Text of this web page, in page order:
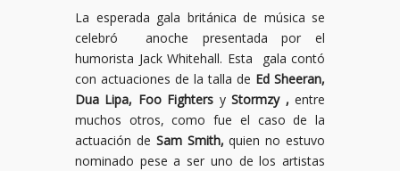
La esperada gala británica de música se
celebró anoche presentada por el
humorista Jack Whitehall. Esta gala contó
con actuaciones de la talla de Ed Sheeran,
Dua Lipa, Foo Fighters yStormzy , entre
muchos otros, como fue el caso de la
actuación de Sam Smith, quien no estuvo
nominado pese a ser uno de los artistas